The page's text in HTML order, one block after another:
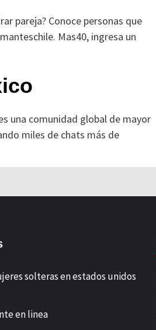
pareja? Conoce personas que
Mas40, ingresa un
una comunidad global de mayor
miles de chats más de
solteras en estados unidos
en linea